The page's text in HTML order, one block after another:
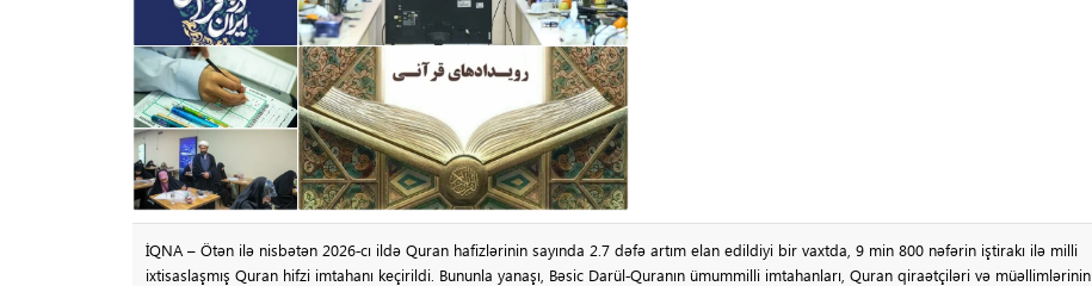
İQNA – Ötən ilə nisbətən 2026‑cı ildə Quran hafizlərinin sayında 2.7 dəfə artım elan edildiyi bir vaxtda, 9 min 800 nəfərin iştirakı ilə milli
ixtisaslaşmış Quran hifzi imtahanı keçirildi. Bununla yanaşı, Bəsic Darül‑Quranın ümummilli imtahanları, Quran qiraətçiləri və müəllimlərinin